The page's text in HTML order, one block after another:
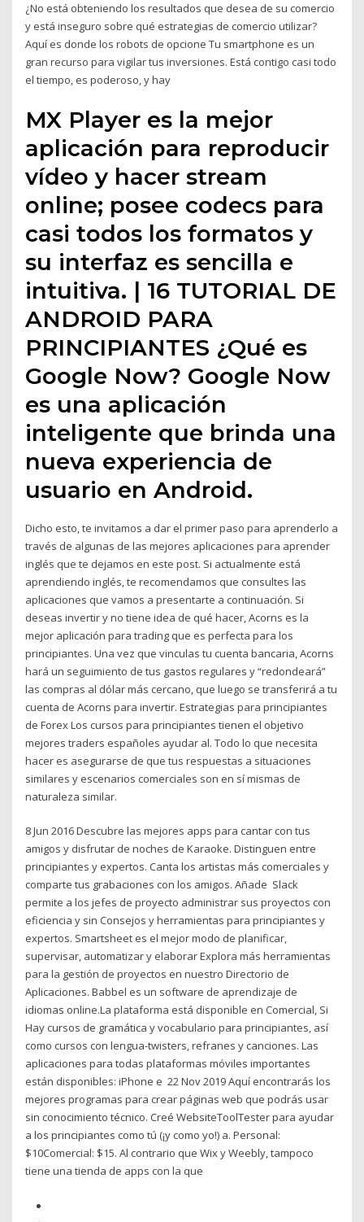
¿No está obteniendo los resultados que desea de su comercio
y está inseguro sobre qué estrategias de comercio utilizar?
Aquí es donde los robots de opcione Tu smartphone es un
gran recurso para vigilar tus inversiones. Está contigo casi todo
el tiempo, es poderoso, y hay
MX Player es la mejor
aplicación para reproducir
vídeo y hacer stream
online; posee codecs para
casi todos los formatos y
su interfaz es sencilla e
intuitiva. | 16 TUTORIAL DE
ANDROID PARA
PRINCIPIANTES ¿Qué es
Google Now? Google Now
es una aplicación
inteligente que brinda una
nueva experiencia de
usuario en Android.
Dicho esto, te invitamos a dar el primer paso para aprenderlo a
través de algunas de las mejores aplicaciones para aprender
inglés que te dejamos en este post. Si actualmente está
aprendiendo inglés, te recomendamos que consultes las
aplicaciones que vamos a presentarte a continuación. Si
deseas invertir y no tiene idea de qué hacer, Acorns es la
mejor aplicación para trading que es perfecta para los
principiantes. Una vez que vinculas tu cuenta bancaria, Acorns
hará un seguimiento de tus gastos regulares y “redondeará”
las compras al dólar más cercano, que luego se transferirá a tu
cuenta de Acorns para invertir. Estrategias para principiantes
de Forex Los cursos para principiantes tienen el objetivo
mejores traders españoles ayudar al. Todo lo que necesita
hacer es asegurarse de que tus respuestas a situaciones
similares y escenarios comerciales son en sí mismas de
naturaleza similar.
8 Jun 2016 Descubre las mejores apps para cantar con tus
amigos y disfrutar de noches de Karaoke. Distinguen entre
principiantes y expertos. Canta los artistas más comerciales y
comparte tus grabaciones con los amigos. Añade Slack
permite a los jefes de proyecto administrar sus proyectos con
eficiencia y sin Consejos y herramientas para principiantes y
expertos. Smartsheet es el mejor modo de planificar,
supervisar, automatizar y elaborar Explora más herramientas
para la gestión de proyectos en nuestro Directorio de
Aplicaciones. Babbel es un software de aprendizaje de
idiomas online.La plataforma está disponible en Comercial, Si
Hay cursos de gramática y vocabulario para principiantes, así
como cursos con lengua-twisters, refranes y canciones. Las
aplicaciones para todas plataformas móviles importantes
están disponibles: iPhone e 22 Nov 2019 Aquí encontrarás los
mejores programas para crear páginas web que podrás usar
sin conocimiento técnico. Creé WebsiteToolTester para ayudar
a los principiantes como tú (¡y como yo!) a. Personal:
$10Comercial: $15. Al contrario que Wix y Weebly, tampoco
tiene una tienda de apps con la que